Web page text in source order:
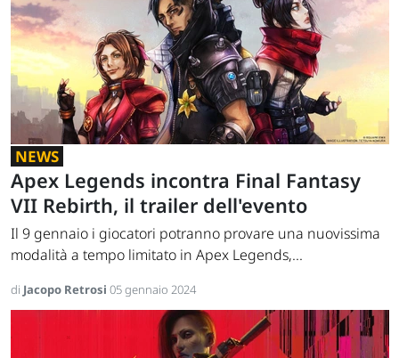
NEWS
Apex Legends incontra Final Fantasy
VII Rebirth, il trailer dell'evento
Il 9 gennaio i giocatori potranno provare una nuovissima
modalità a tempo limitato in Apex Legends,...
di Jacopo Retrosi 05 gennaio 2024